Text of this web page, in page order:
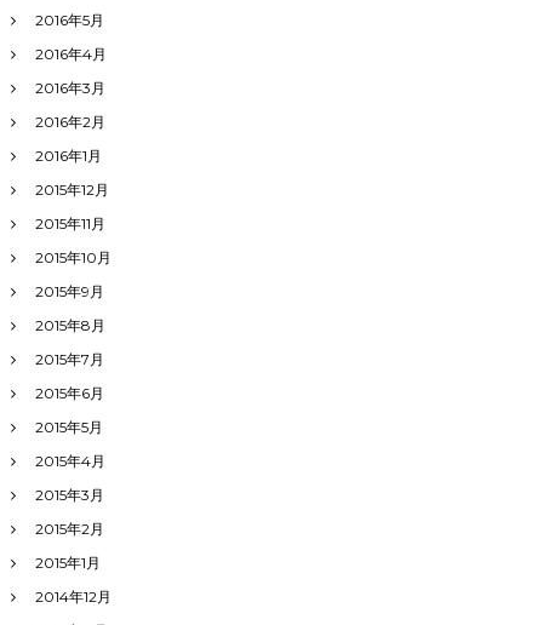
2016年5月
2016年4月
2016年3月
2016年2月
2016年1月
2015年12月
2015年11月
2015年10月
2015年9月
2015年8月
2015年7月
2015年6月
2015年5月
2015年4月
2015年3月
2015年2月
2015年1月
2014年12月